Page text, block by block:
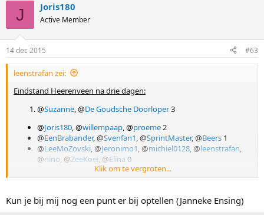
s
:
J Joris180
Active Member
14 dec 2015 #63
leenstrafan zei:
Eindstand Heerenveen na drie dagen:
@Suzanne , @De Goudsche Doorloper3
@Joris180 , @willempaap , @proeme 2
@EenBrabander, @Svenfan1 , @SprintMaster, @Beers 1
@LeeMoZovski , @Jeronimo1 , @michiel0128 , @leenstrafan
@nino , @ZeeKoei , @Elina 0
Zes mensen scoren een puntje met Janneke Ensing in de
mensen eindigen op drie punten. Nadere analyse van hun scores
volgt...
Klik om te vergroten...
Kun je bij mij nog een punt er bij optellen (Janneke Ensing)